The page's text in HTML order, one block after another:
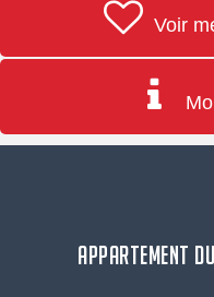
Voir
APPARTEMENT